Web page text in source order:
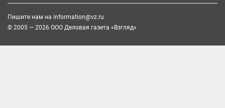
Пишите нам на information@vz.ru
© 2005 — 2026 ООО Деловая газета «Взгляд»